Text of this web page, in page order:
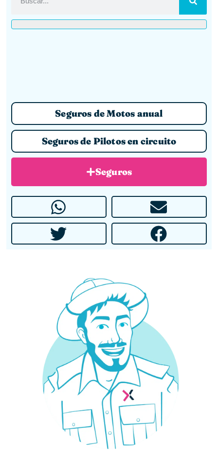
Seguros de Motos anual
Seguros de Pilotos en circuito
Seguros
¿Necesitas un seguro?